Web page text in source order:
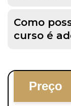
Como
curso é
Preço